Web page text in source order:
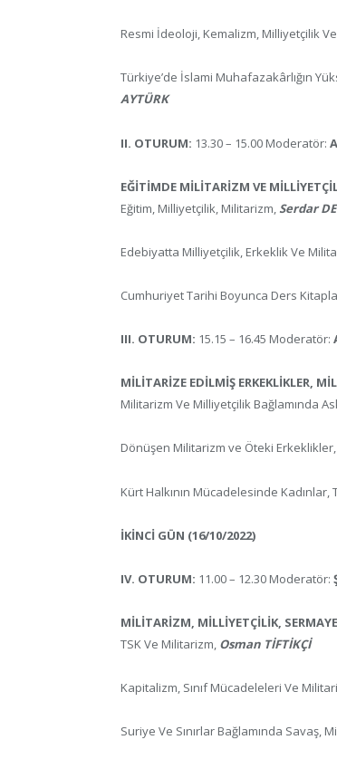
Resmi İdeoloji, Kemalizm, Milliyetçilik
Türkiye’de İslami Muhafazakârlığın
AYTÜRK
II. OTURUM: 13.30 – 15.00 Moderatör:
EĞİTİMDE MİLİTARİZM VE
Eğitim, Milliyetçilik, Militarizm, Serdar
Edebiyatta Milliyetçilik, Erkeklik Ve
Cumhuriyet Tarihi Boyunca Ders
III. OTURUM: 15.15 – 16.45 Moderatör:
MİLİTARİZE EDİLMİŞ ERKEKLİKLER,
Militarizm Ve Milliyetçilik Bağlamında
Dönüşen Militarizm ve Öteki Erkeklikler,
Kürt Halkının Mücadelesinde
İKİNCİ GÜN (16/10/2022)
IV. OTURUM: 11.00 – 12.30 Moderatör:
MİLİTARİZM, MİLLİYETÇİLİK,
TSK Ve Militarizm, Osman TİFTİKÇİ
Kapitalizm, Sınıf Mücadeleleri Ve
Suriye Ve Sınırlar Bağlamında Savaş,